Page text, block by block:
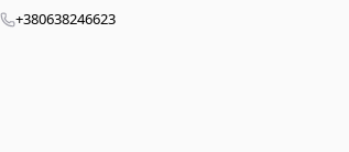
+380638246623